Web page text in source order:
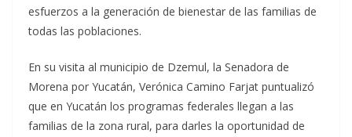
esfuerzos a la generación de bienestar de las familias de
todas las poblaciones.
En su visita al municipio de Dzemul, la Senadora de
Morena por Yucatán, Verónica Camino Farjat puntualizó
que en Yucatán los programas federales llegan a las
familias de la zona rural, para darles la oportunidad de